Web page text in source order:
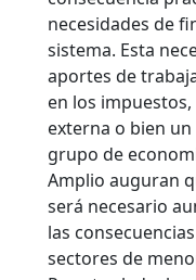
necesidades de
sistema. Esta
aportes de
en los
externa o bien
grupo de
Amplio auguran
será necesario
las
sectores de